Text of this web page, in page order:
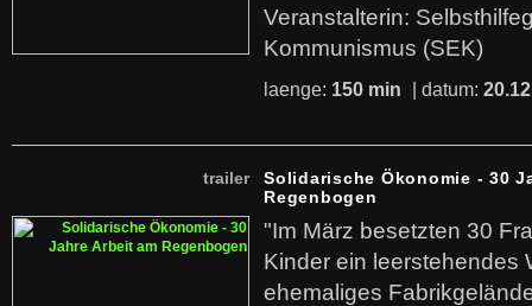
Veranstalterin:
Kommunismus (SEK)
laenge: 150 min | datum:
trailer
Solidarische Ökonomie - 30
Regenbogen
"Im März besetzten 30
Kinder ein leerstehendes
ehemaliges